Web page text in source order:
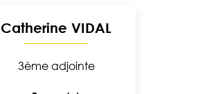
Catherine VIDAL
3ème adjointe